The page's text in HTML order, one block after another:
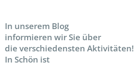
In unserem Blog
informieren wir Sie über
die verschiedensten Aktivitäten!
In Schön ist